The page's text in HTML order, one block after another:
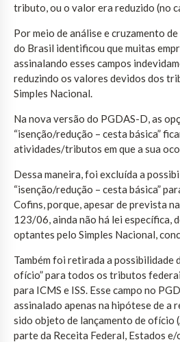
tributo, ou o valor era reduzido (no
Por meio de análise e cruzamento
do Brasil identificou que muitas
assinalando esses campos
reduzindo os valores devidos dos
Simples Nacional.
Na nova versão do PGDAS-D, as
“isenção/redução – cesta básica”
atividades/tributos em que a sua
Dessa maneira, foi excluída a
“isenção/redução – cesta básica”
Cofins, porque, apesar de prevista
123/06, ainda não há lei específica,
optantes pelo Simples Nacional,
Também foi retirada a possibilidade
ofício” para todos os tributos
para ICMS e ISS. Esse campo no
assinalado apenas na hipótese de a
sido objeto de lançamento de ofício
parte da Receita Federal, Estados